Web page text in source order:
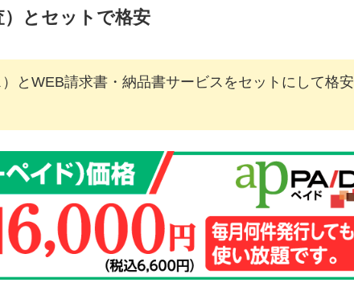
とセットで格安
とWEB請求書・納品書サービスをセットにして格安